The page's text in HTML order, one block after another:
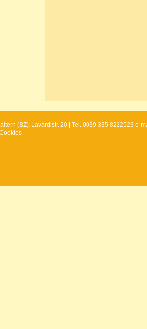
(BZ), Lavardistr. 20 | Tel. 0039 335 8222523 e-
Cookies